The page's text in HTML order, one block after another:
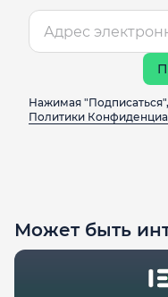
Нажимая
Политики
Может быть